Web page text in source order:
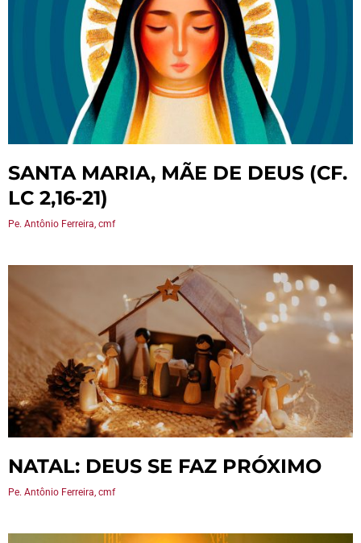
SANTA MARIA, MÃE DE DEUS (CF.
LC 2,16-21)
Pe. Antônio Ferreira, cmf
NATAL: DEUS SE FAZ PRÓXIMO
Pe. Antônio Ferreira, cmf